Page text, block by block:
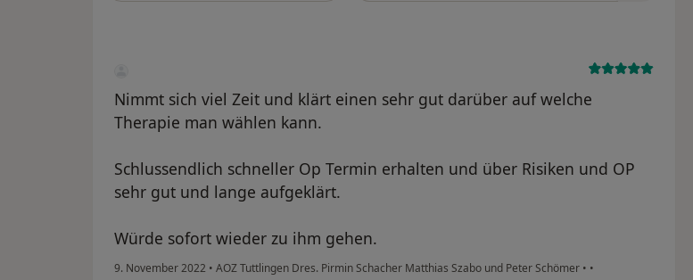
Nimmt sich viel Zeit und klärt einen sehr gut darüber auf welche
Therapie man wählen kann.
Schlussendlich schneller Op Termin erhalten und über Risiken und OP
sehr gut und lange aufgeklärt.
Würde sofort wieder zu ihm gehen.
9. November 2022 • AOZ Tuttlingen Dres. Pirmin Schacher Matthias Szabo und Peter Schömer • •